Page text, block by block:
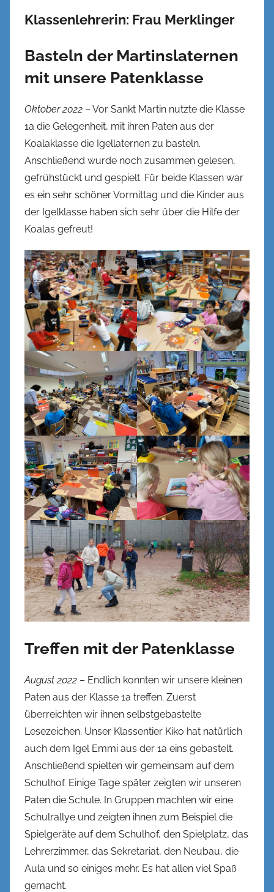
Klassenlehrerin: Frau Merklinger
Basteln der Martinslaternen
mit unsere Patenklasse
Oktober 2022 – Vor Sankt Martin nutzte die Klasse
1a die Gelegenheit, mit ihren Paten aus der
Koalaklasse die Igellaternen zu basteln.
Anschließend wurde noch zusammen gelesen,
gefrühstückt und gespielt. Für beide Klassen war
es ein sehr schöner Vormittag und die Kinder aus
der Igelklasse haben sich sehr über die Hilfe der
Koalas gefreut!
Treffen mit der Patenklasse
August 2022 – Endlich konnten wir unsere kleinen
Paten aus der Klasse 1a treffen. Zuerst
überreichten wir ihnen selbstgebastelte
Lesezeichen. Unser Klassentier Kiko hat natürlich
auch dem Igel Emmi aus der 1a eins gebastelt.
Anschließend spielten wir gemeinsam auf dem
Schulhof. Einige Tage später zeigten wir unseren
Paten die Schule. In Gruppen machten wir eine
Schulrallye und zeigten ihnen zum Beispiel die
Spielgeräte auf dem Schulhof, den Spielplatz, das
Lehrerzimmer, das Sekretariat, den Neubau, die
Aula und so einiges mehr. Es hat allen viel Spaß
gemacht.